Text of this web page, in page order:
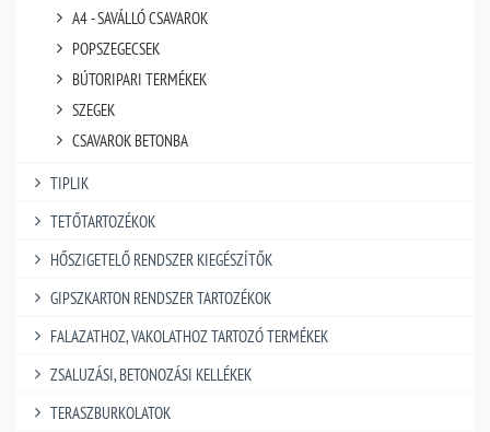
A4 - SAVÁLLÓ CSAVAROK
POPSZEGECSEK
BÚTORIPARI TERMÉKEK
SZEGEK
CSAVAROK BETONBA
TIPLIK
TETŐTARTOZÉKOK
HŐSZIGETELŐ RENDSZER KIEGÉSZÍTŐK
GIPSZKARTON RENDSZER TARTOZÉKOK
FALAZATHOZ, VAKOLATHOZ TARTOZÓ TERMÉKEK
ZSALUZÁSI, BETONOZÁSI KELLÉKEK
TERASZBURKOLATOK